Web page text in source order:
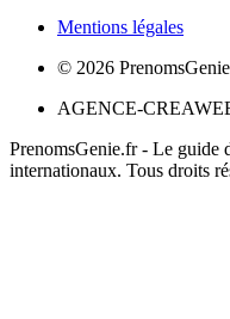
Mentions légales
© 2026
AGENCE-
PrenomsGenie.fr - Le guide
internationaux. Tous droits